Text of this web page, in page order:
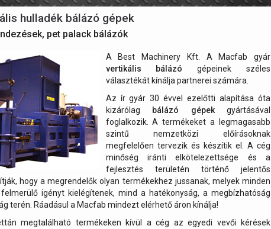
hulladék bálázó gépek
pet palack bálázók
A Best Machinery Kft. A Macfab gyár
vertikális bálázó gépeinek széles
választékát kínálja partnerei számára.
Az ír gyár 30 évvel ezelőtti alapítása óta
kizárólag
bálázó gépekgyártásával
foglalkozik. A termékeket a legmagasabb
szintű nemzetközi előírásoknak
megfelelően tervezik és készítik el. A cég
minőség iránti elkötelezettsége és a
fejlesztés területén történő jelentős
hogy a megrendelők olyan termékekhez jussanak, melyek minden
igényt kielégítenek, mind a hatékonyság, a megbízhatóság
terén. Ráadásul a Macfab mindezt elérhető áron kínálja!
megtalálható termékeken kívül a cég az egyedi vevői kérések